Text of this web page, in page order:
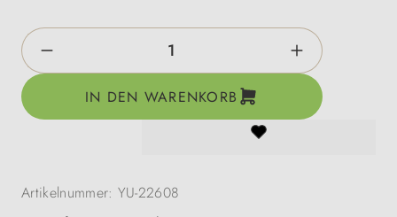
Produkt Anzahl: Gib den gewünschten
IN DEN WARENKORB
Artikelnummer: YU-22608